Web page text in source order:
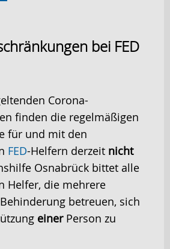
bei FED
Corona-
finden die regelmäßigen
für und mit den
FED-Helfern derzeit nicht
Osnabrück bittet alle
Helfer, die mehrere
betreuen, sich
einerPerson zu